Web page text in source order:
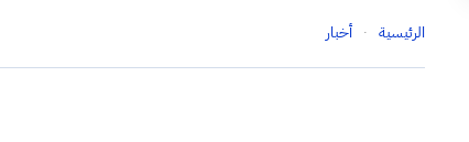
الرئيسية أخبار